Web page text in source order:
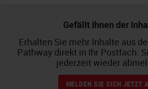
Gefällt Ihnen der
Erhalten Sie mehr Inhalte aus
Pathway direkt in Ihr Postfach.
jederzeit wieder
MELDEN SIE SICH JETZT